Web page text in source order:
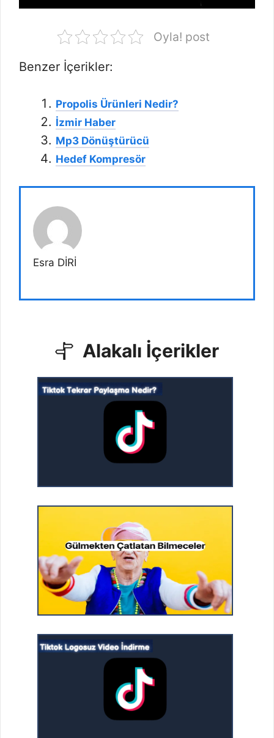
Oyla! post
Benzer İçerikler:
Propolis Ürünleri Nedir?
İzmir Haber
Mp3 Dönüştürücü
Hedef Kompresör
Esra DİRİ
Alakalı İçerikler